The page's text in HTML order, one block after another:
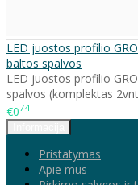
LED juostos profilio
baltos spalvos
LED juostos profilio
spalvos (komplektas
€074
Pristatymas
Apie mus